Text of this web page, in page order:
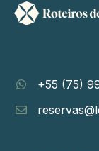
+55 (75)